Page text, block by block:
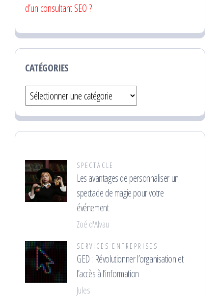
d’un consultant SEO ?
CATÉGORIES
Catégories
SPECTACLE
Les avantages de personnaliser un
spectacle de magie pour votre
événement
Zoé d'Alvau
SERVICES ENTREPRISES
GED : Révolutionner l’organisation et
l’accès à l’information
Jules